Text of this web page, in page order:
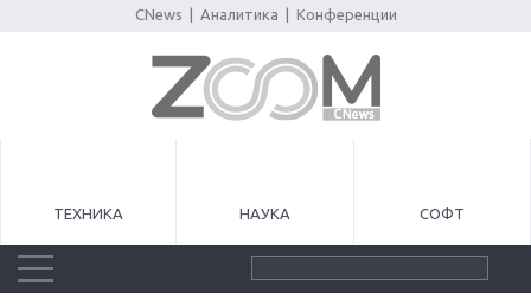
CNews Аналитика Конференции
ТЕХНИКА НАУКА СОФТ